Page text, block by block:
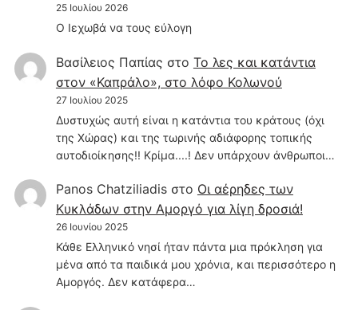
25 Ιουλίου 2026
Ο Ιεχωβά να τους εύλογη
Βασίλειος Παπίας στο Το λες και κατάντια
στον «Καπράλο», στο λόφο Κολωνού
27 Ιουλίου 2025
Δυστυχώς αυτή είναι η κατάντια του κράτους (όχι
της Χώρας) και της τωρινής αδιάφορης τοπικής
αυτοδιοίκησης!! Κρίμα....! Δεν υπάρχουν άνθρωποι…
Panos Chatziliadisστο Οι αέρηδες των
Κυκλάδων στην Αμοργό για λίγη δροσιά!
26 Ιουνίου 2025
Κάθε Ελληνικό νησί ήταν πάντα μια πρόκληση για
μένα από τα παιδικά μου χρόνια, και περισσότερο η
Αμοργός. Δεν κατάφερα…